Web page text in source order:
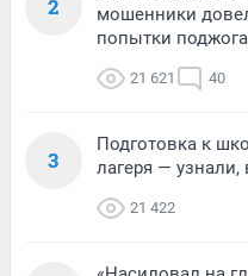
2
мошенники
попытки
21 621 40
3
Подготовка к
лагеря —
21 422